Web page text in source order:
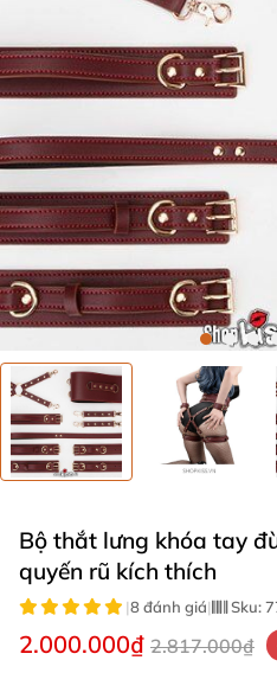
Bộ thắt lưng khóa tay
quyến rũ kích thích
|8 đánh giá| Sku:
2.000.000₫ 2.817.000₫